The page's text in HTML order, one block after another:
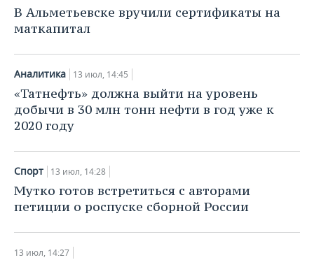
В Альметьевске вручили сертификаты на
маткапитал
Аналитика 13 июл, 14:45
«Татнефть» должна выйти на уровень
добычи в 30 млн тонн нефти в год уже к
2020 году
Спорт 13 июл, 14:28
Мутко готов встретиться с авторами
петиции о роспуске сборной России
13 июл, 14:27